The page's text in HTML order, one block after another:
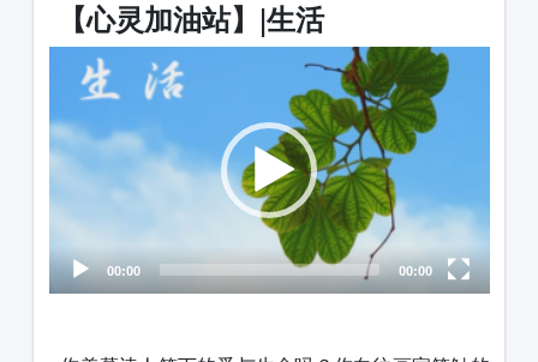
【心灵加油站】|生活
Video
Player
00:00 00:00